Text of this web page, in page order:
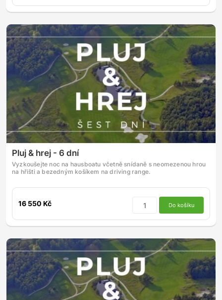
Pluj & hrej - 6 dní
Vyzkoušejte noc na hausboatu včetně snídaně s neomezenou hrou
na hřišti a bezedným košíkem na driving range.
16 550 Kč Do košíku